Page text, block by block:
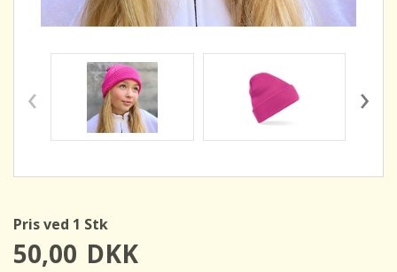
‹ ›
Pris ved 1 Stk
50,00 DKK